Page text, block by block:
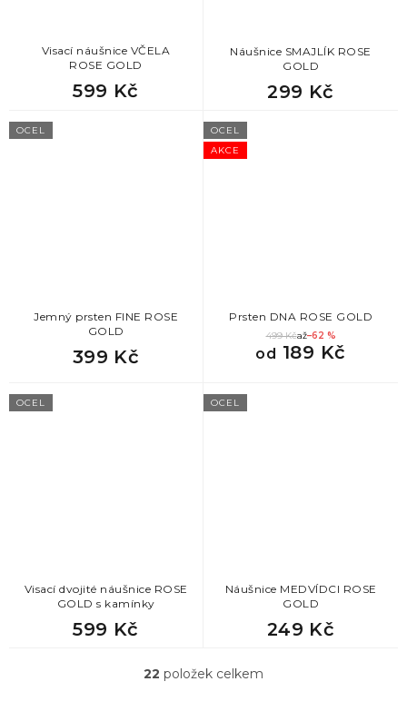
Visací náušnice VČELA
ROSE GOLD
599 Kč
Náušnice SMAJLÍK ROSE
GOLD
299 Kč
OCEL
Jemný prsten FINE ROSE
GOLD
399 Kč
AKCE
OCEL
Prsten DNA ROSE GOLD
499 Kčaž–62 %
od 189 Kč
OCEL
Visací dvojité náušnice ROSE
GOLD s kamínky
599 Kč
OCEL
Náušnice MEDVÍDCI ROSE
GOLD
249 Kč
O
22 položek celkem